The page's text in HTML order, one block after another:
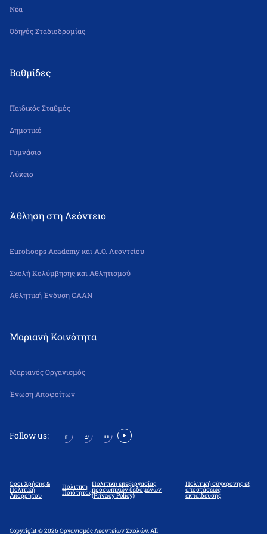
Νέα
Οδηγός Σταδιοδρομίας
Βαθμίδες
Παιδικός Σταθμός
Δημοτικό
Γυμνάσιο
Λύκειο
Άθληση στη Λεόντειο
Eurohoops Academy και Α.Ο. Λεοντείου
Σχολή Κολύμβησης και Αθλητισμού
Αθλητική Ένδυση CAAN
Μαριανή Κοινότητα
Μαριανός Οργανισμός
Ένωση Αποφοίτων
Follow us:
Copyright © 2026 Οργανισμός Λεοντείων Σχολών. All
Όροι Χρήσης &
Πολιτική
Απορρήτου
Πολιτική
Ποιότητας
Πολιτική επεξεργασίας
προσωπικών δεδομένων
(Privacy Policy)
Πολιτική σύγχρονης εξ
αποστάσεως
εκπαίδευσης